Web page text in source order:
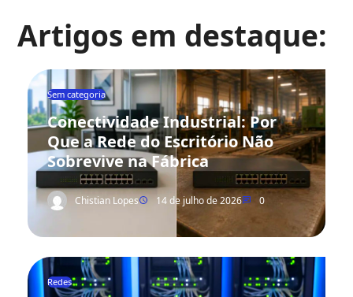
Artigos em destaque:
Sem categoria
Conectividade Industrial: Por
Que a Rede do Escritório Não
Sobrevive na Fábrica
Chistian Lopes 14 de julho de 2026 0
Redes